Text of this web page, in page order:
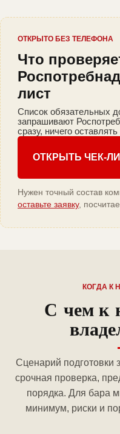
ОТКРЫТО БЕЗ ТЕЛЕФОНА
Что
лист
Список обязательных
запрашивают
сразу, ничего
ОТКРЫТЬ ЧЕК-
Нужен точный состав
оставьте заявку,
КОГДА К
С чем к
Сценарий подготовки
срочная проверка,
порядка. Для бара
минимум, риски и